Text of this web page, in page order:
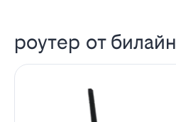
роутер от билайн